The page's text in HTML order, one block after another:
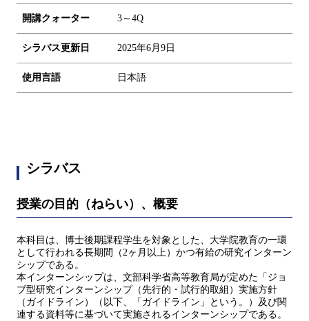
開講クォーター 3～4Q
シラバス更新日 2025年6月9日
使用言語 日本語
シラバス
授業の目的（ねらい）、概要
本科目は、博士後期課程学生を対象とした、大学院教育の一環
として行われる長期間（2ヶ月以上）かつ有給の研究インターン
シップである。
本インターンシップは、文部科学省高等教育局が定めた「ジョ
ブ型研究インターンシップ（先行的・試行的取組）実施方針
（ガイドライン）（以下、「ガイドライン」という。）及び関
連する資料等に基づいて実施されるインターンシップである。